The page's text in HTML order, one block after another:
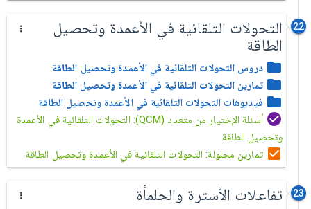
22
التحولات التلقائية في الأعمدة وتحصيل
الطاقة
دروس التحولات التلقائية في الأعمدة وتحصيل الطاقة
تمارين التحولات التلقائية في الأعمدة وتحصيل الطاقة
فيديوهات التحولات التلقائية في الأعمدة وتحصيل الطاقة
أسئلة الإختيار من متعدد (QCM): التحولات التلقائية في الأعمدة
وتحصيل الطاقة
تمارين محلولة: التحولات التلقائية في الأعمدة وتحصيل الطاقة
23 تفاعلات الأسترة والحلمأة